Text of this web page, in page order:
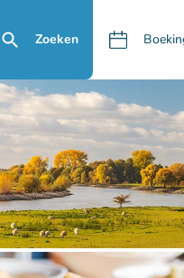
Zoeken